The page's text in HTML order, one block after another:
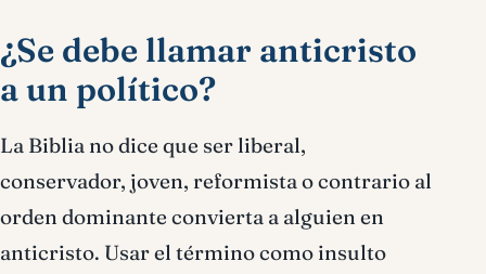
¿Se debe llamar anticristo
a un político?
La Biblia no dice que ser liberal,
conservador, joven, reformista o contrario al
orden dominante convierta a alguien en
anticristo. Usar el término como insulto